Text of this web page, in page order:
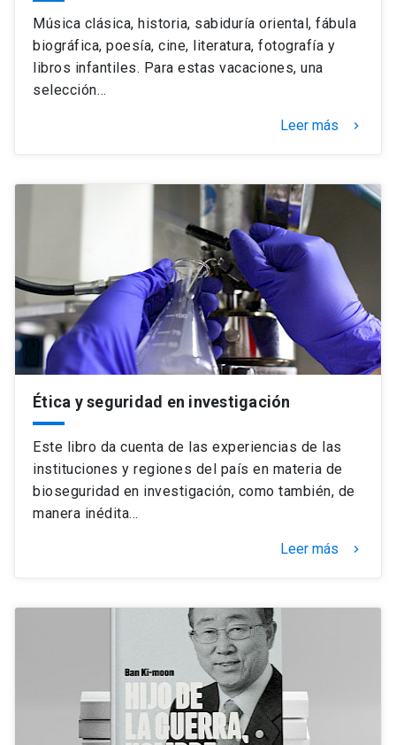
Música clásica, historia, sabiduría oriental, fábula
biográfica, poesía, cine, literatura, fotografía y
libros infantiles. Para estas vacaciones, una
selección…
Leer más keyboard_arrow_right
Ética y seguridad en investigación
Este libro da cuenta de las experiencias de las
instituciones y regiones del país en materia de
bioseguridad en investigación, como también, de
manera inédita…
Leer más keyboard_arrow_right